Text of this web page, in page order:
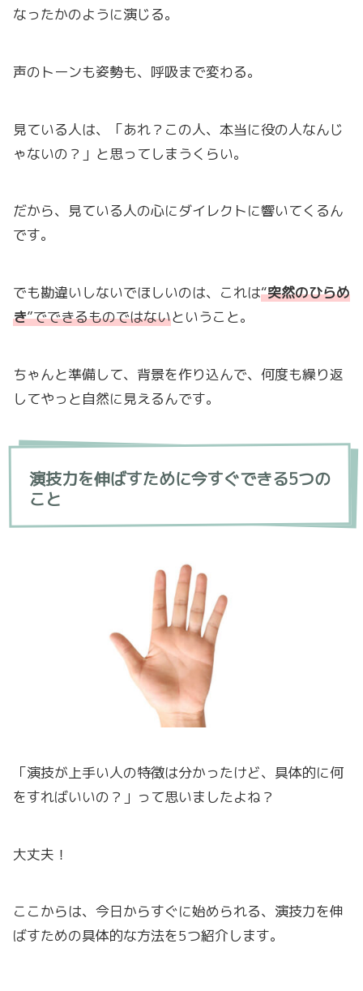
なったかのように演じる。
声のトーンも姿勢も、呼吸まで変わる。
見ている人は、「あれ？この人、本当に役の人なんじ
ゃないの？」と思ってしまうくらい。
だから、見ている人の心にダイレクトに響いてくるん
です。
でも勘違いしないでほしいのは、これは“突然のひらめ
き”でできるものではないということ。
ちゃんと準備して、背景を作り込んで、何度も繰り返
してやっと自然に見えるんです。
演技力を伸ばすために今すぐできる5つの
こと
「演技が上手い人の特徴は分かったけど、具体的に何
をすればいいの？」って思いましたよね？
大丈夫！
ここからは、今日からすぐに始められる、演技力を伸
ばすための具体的な方法を5つ紹介します。